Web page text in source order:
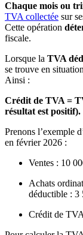
Chaque mois ou
TVA collectée sur
Cette opération
fiscale.
Lorsque la TVA
se trouve en
Ainsi :
Crédit de TVA =
résultat est positif).
Prenons l’exemple
en février 2026 :
Ventes : 10
Achats
déductible : 3
Crédit de